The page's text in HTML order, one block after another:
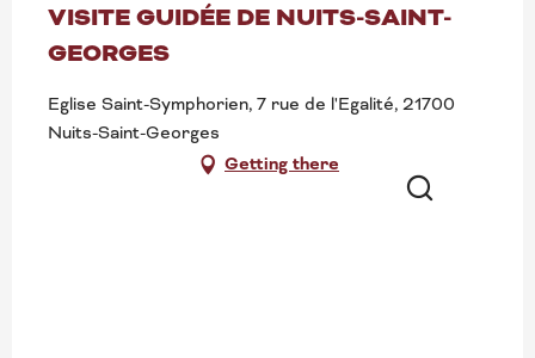
VISITE GUIDÉE DE NUITS-SAINT-
GEORGES
Eglise Saint-Symphorien, 7 rue de l'Egalité, 21700
Nuits-Saint-Georges
Getting there